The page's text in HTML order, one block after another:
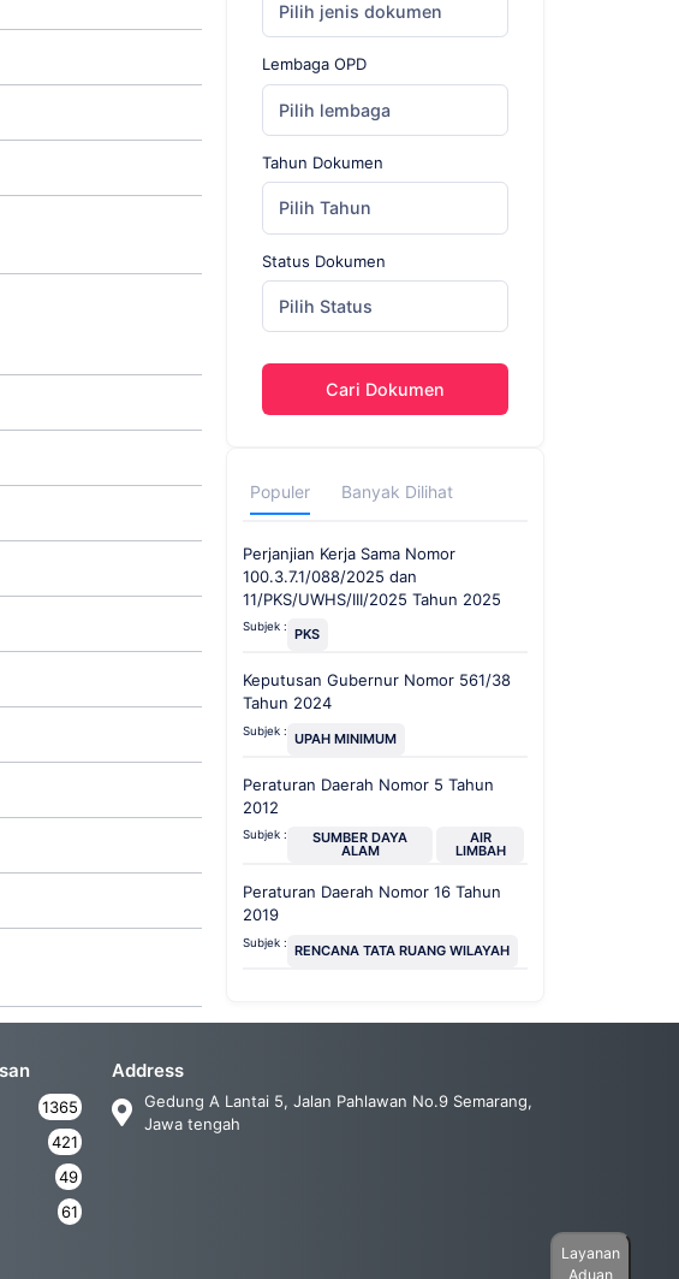
Pilih jenis dokumen
Lembaga OPD
Pilih lembaga
Tahun Dokumen
Pilih Tahun
Status Dokumen
Pilih Status
Cari Dokumen
Populer Banyak Dilihat
Perjanjian Kerja Sama Nomor
100.3.7.1/088/2025 dan
11/PKS/UWHS/III/2025 Tahun 2025
Subjek : PKS
Keputusan Gubernur Nomor 561/38
Tahun 2024
Subjek : UPAH MINIMUM
Peraturan Daerah Nomor 5 Tahun
2012
Subjek : SUMBER DAYA
ALAM
AIR
LIMBAH
Peraturan Daerah Nomor 16 Tahun
2019
Subjek : RENCANA TATA RUANG WILAYAH
1365
421
49
61
Address
Gedung A Lantai 5, Jalan Pahlawan No.9 Semarang,
Jawa tengah
Layanan
Aduan